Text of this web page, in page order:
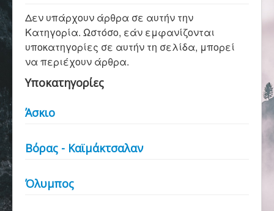
Αρχική
Σύλλογος
Ορειβασία
Δεν υπάρχουν άρθρα σε αυτήν την
Κατηγορία. Ωστόσο, εάν εμφανίζονται
υποκατηγορίες σε αυτήν τη σελίδα, μπορεί
να περιέχουν άρθρα.
Υποκατηγορίες
Άσκιο
Βόρας - Καϊμάκτσαλαν
Όλυμπος